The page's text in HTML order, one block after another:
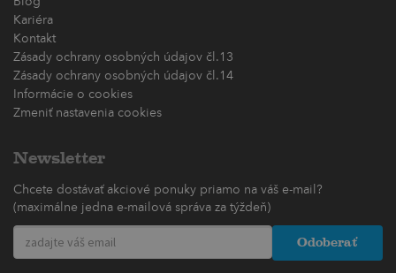
Kariéra
Kontakt
Zásady ochrany osobných údajov čl.13
Zásady ochrany osobných údajov čl.14
Informácie o cookies
Zmeniť nastavenia cookies
Newsletter
Chcete dostávať akciové ponuky priamo na váš e-mail?
(maximálne jedna e-mailová správa za týždeň)
Odoberať